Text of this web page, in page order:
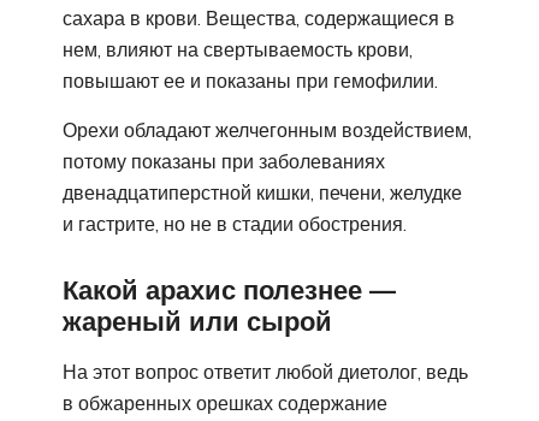
сахара в крови. Вещества, содержащиеся в
нем, влияют на свертываемость крови,
повышают ее и показаны при гемофилии.
Орехи обладают желчегонным воздействием,
потому показаны при заболеваниях
двенадцатиперстной кишки, печени, желудке
и гастрите, но не в стадии обострения.
Какой арахис полезнее —
жареный или сырой
На этот вопрос ответит любой диетолог, ведь
в обжаренных орешках содержание